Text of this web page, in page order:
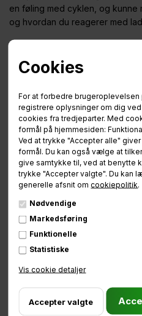
Cookies
For at forbedre
registrere oplysninger om dig
cookies fra tredjeparter. Med
formål på hjemmesiden:
Ved at trykke "Accepter alle"
formål. Du kan også vælge at
give samtykke til, ved at benytte
trykke "Accepter valgte". Du kan
generelle afsnit omcookiepolitik.
Nødvendige
Markedsføring
Funktionelle
Statistiske
Vis cookie detaljer
en føling med cyklen, og
og hvordan du reagerer med
Derfor har vi hos Babboe I
og nyeste modeller stående, så
fornemmelsen før I køber.
I kan opleve og prøvekøre alle
Samtidig har vi kompetente og
sørger for at jeres behov
sikkert afsted.
Vi glæder os til at byde jer
De bedste hilsner
Team Babboe